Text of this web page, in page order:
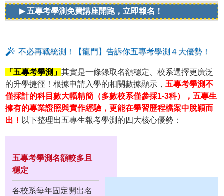
專考學測免費講座開跑，立即報名！
不必再戰統測！【龍門】告訴你五專考學測４大優勢！
「五專考學測」其實是一條錄取名額穩定、校系選擇更廣泛
的升學捷徑！根據申請入學的相關數據顯示，五專考學測不
僅採計的科目數大幅精簡（多數校系僅參採1-3科），五專生
擁有的專業證照與實作經驗，更能在學習歷程檔案中脫穎而
出！ 以下整理出五專生報考學測的四大核心優勢：
五專考學測名額較多且
穩定
各校系每年固定開出名